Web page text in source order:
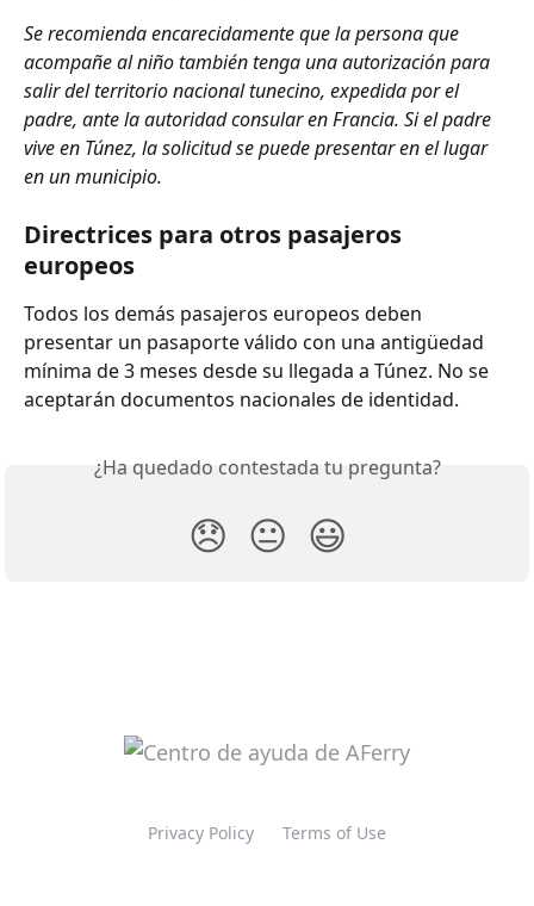
Se recomienda encarecidamente que la persona que
acompañe al niño también tenga una autorización para
salir del territorio nacional tunecino, expedida por el
padre, ante la autoridad consular en Francia. Si el padre
vive en Túnez, la solicitud se puede presentar en el lugar
en un municipio.
Directrices para otros pasajeros
europeos
Todos los demás pasajeros europeos deben
presentar un pasaporte válido con una antigüedad
mínima de 3 meses desde su llegada a Túnez. No se
aceptarán documentos nacionales de identidad.
¿Ha quedado contestada tu pregunta?
😞 😐 😃
Privacy Policy Terms of Use